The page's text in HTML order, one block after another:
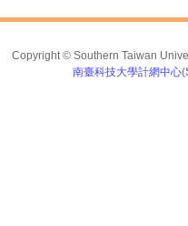
Copyright © Southern Taiwan
南臺科技大學計網中心(